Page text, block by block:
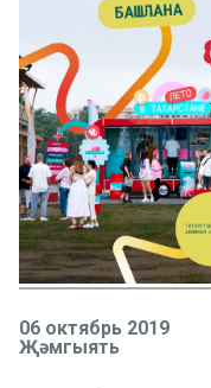
06 октябрь 2019
Җәмгыять